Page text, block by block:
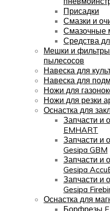
Присадки
Смазки и
Смазочные
Средства
Мешки и фильтры
пылесосов
Навеска для
Навеска для
Ножи для
Ножи для резки
Оснастка для
Запчасти и
EMHART
Запчасти и
Gesipa GBM
Запчасти и
Gesipa
Запчасти и
Gesipa
Оснастка для
Борфрезы